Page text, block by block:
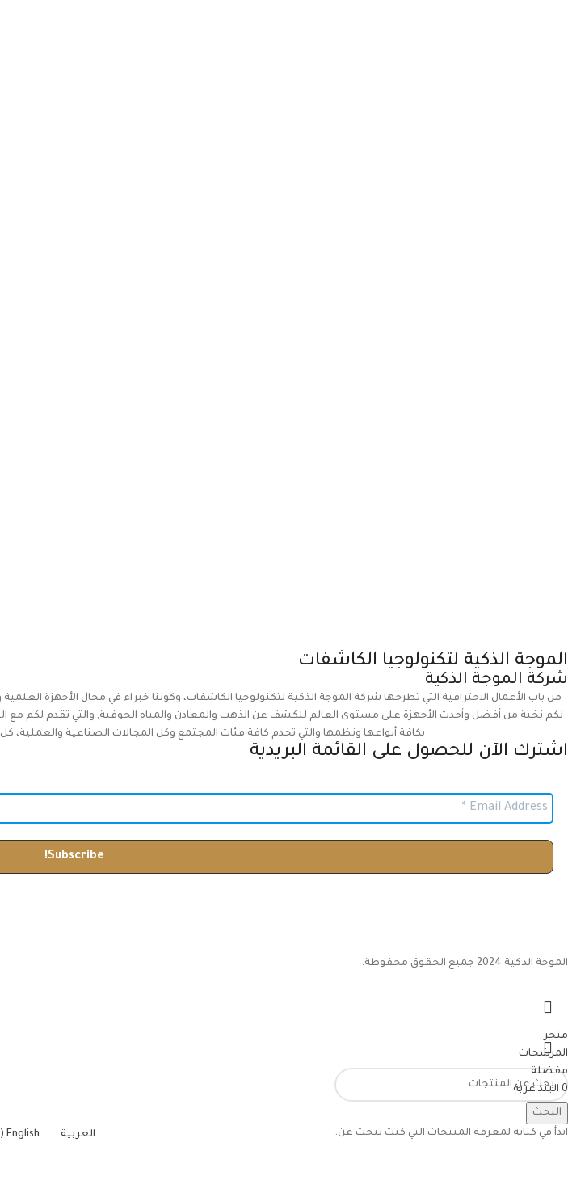
الموجة الذكية لتكنولوجيا الكاشفات
شركة الموجة الذكية
من باب الأعمال الاحترافية التي تطرحها شركة الموجة الذكية لتكنولوجيا الكاشفات، وكوننا خبراء في مجال الأجهزة
لكم نخبة من أفضل وأحدث الأجهزة على مستوى العالم للكشف عن الذهب والمعادن والمياه الجوفية, والتي تقدم لكم مع
بكافة أنواعها ونظمها والتي تخدم كافة فئات المجتمع وكل المجالات الصناعية والعملية،
اشترك الآن للحصول على القائمة البريدية
الموجة الذكية 2024 جميع الحقوق محفوظة.
البحث
ابدأ في كتابة لمعرفة المنتجات التي كنت تبحث عن.
متجر
المرشحات
مفضلة
0 البند عربة
حسابي
العربية English
(